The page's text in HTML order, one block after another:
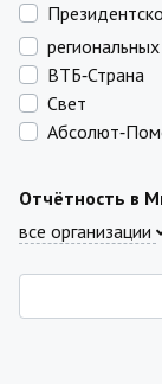
ВТБ‑Страна
Свет
Отчётность в
все организации